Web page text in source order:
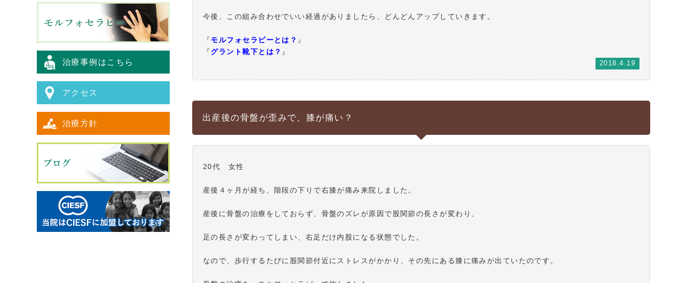
今後、この組み合わせでいい経過がありましたら、どんどんアップしていきます。
『モルフォセラピーとは？ 』
『グラント靴下とは？ 』
2018.4.19
出産後の骨盤が歪みで、膝が痛い？
20代 女性
産後４ヶ月が経ち、階段の下りで右膝が痛み来院しました。
産後に骨盤の治療をしておらず、骨盤のズレが原因で股関節の長さが変わり、
足の長さが変わってしまい、右足だけ内股になる状態でした。
なので、歩行するたびに股関節付近にストレスがかかり、その先にある膝に痛みが出ていたのです。
治療事例はこちら
アクセス
治療方針